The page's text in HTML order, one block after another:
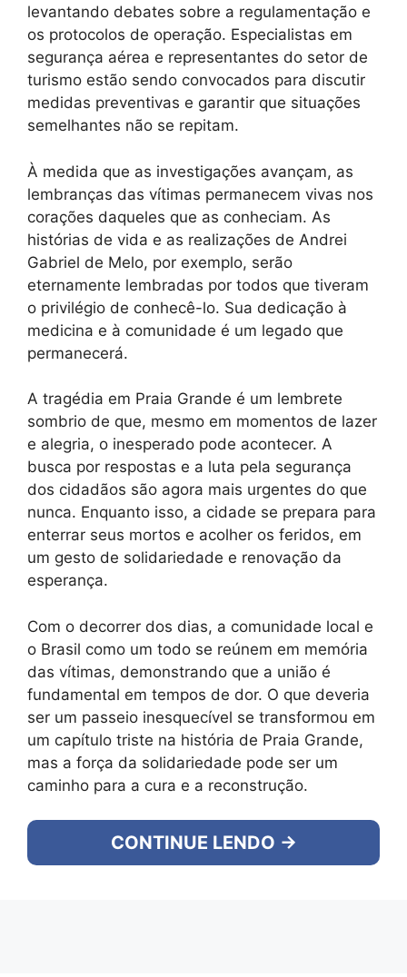
levantando debates sobre a regulamentação e
os protocolos de operação. Especialistas em
segurança aérea e representantes do setor de
turismo estão sendo convocados para discutir
medidas preventivas e garantir que situações
semelhantes não se repitam.
À medida que as investigações avançam, as
lembranças das vítimas permanecem vivas nos
corações daqueles que as conheciam. As
histórias de vida e as realizações de Andrei
Gabriel de Melo, por exemplo, serão
eternamente lembradas por todos que tiveram
o privilégio de conhecê-lo. Sua dedicação à
medicina e à comunidade é um legado que
permanecerá.
A tragédia em Praia Grande é um lembrete
sombrio de que, mesmo em momentos de lazer
e alegria, o inesperado pode acontecer. A
busca por respostas e a luta pela segurança
dos cidadãos são agora mais urgentes do que
nunca. Enquanto isso, a cidade se prepara para
enterrar seus mortos e acolher os feridos, em
um gesto de solidariedade e renovação da
esperança.
Com o decorrer dos dias, a comunidade local e
o Brasil como um todo se reúnem em memória
das vítimas, demonstrando que a união é
fundamental em tempos de dor. O que deveria
ser um passeio inesquecível se transformou em
um capítulo triste na história de Praia Grande,
mas a força da solidariedade pode ser um
caminho para a cura e a reconstrução.
CONTINUE LENDO →